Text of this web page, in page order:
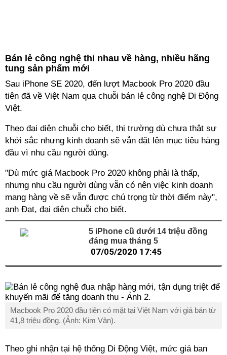
Bán lẻ công nghệ thi nhau về hàng, nhiều hãng
tung sản phẩm mới
Sau iPhone SE 2020, đến lượt Macbook Pro 2020 đầu
tiên đã về Việt Nam qua chuỗi bán lẻ công nghệ Di Động
Việt.
Theo đại diện chuỗi cho biết, thị trường dù chưa thật sự
khởi sắc nhưng kinh doanh sẽ vẫn đặt lên mục tiêu hàng
đầu vì nhu cầu người dùng.
"Dù mức giá Macbook Pro 2020 không phải là thấp,
nhưng nhu cầu người dùng vẫn có nên việc kinh doanh
mang hàng về sẽ vẫn được chú trọng từ thời điểm này",
anh Đạt, đại diện chuỗi cho biết.
5 iPhone cũ dưới 14 triệu đồng
đáng mua tháng 5
07/05/2020 17:45
Macbook Pro 2020 đầu tiên có mặt tại Việt Nam với giá bán từ
41,8 triệu đồng. (Ảnh: Kim Vân).
Theo ghi nhận tại hệ thống Di Động Việt, mức giá ban